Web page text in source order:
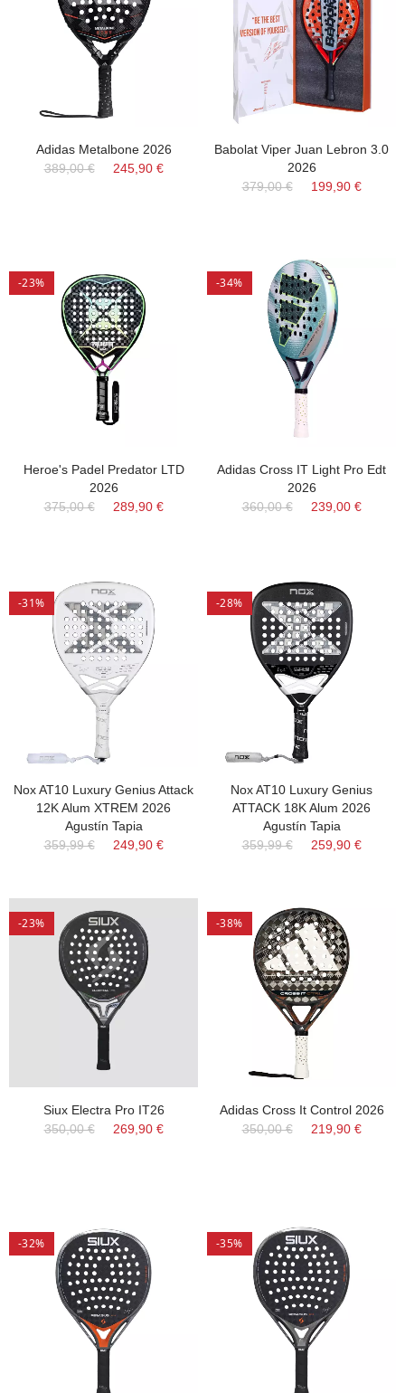
Adidas Metalbone 2026
389,00 €
245,90 €
Babolat Viper Juan Lebron 3.0
2026
379,00 €
199,90 €
-23%
Heroe's Padel Predator LTD
2026
375,00 €
289,90 €
-34%
Adidas Cross IT Light Pro Edt
2026
360,00 €
239,00 €
-31%
Nox AT10 Luxury Genius Attack
12K Alum XTREM 2026
Agustín Tapia
359,99 €
249,90 €
-28%
Nox AT10 Luxury Genius
ATTACK 18K Alum 2026
Agustín Tapia
359,99 €
259,90 €
-23%
Siux Electra Pro IT26
350,00 €
269,90 €
-38%
Adidas Cross It Control 2026
350,00 €
219,90 €
-32% -35%